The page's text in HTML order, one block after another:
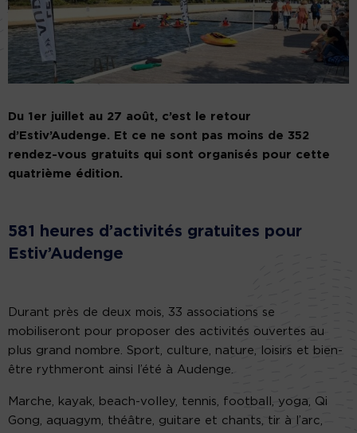
Du 1er juillet au 27 août, c’est le retour
d’Estiv’Audenge. Et ce ne sont pas moins de 352
rendez-vous gratuits qui sont organisés pour cette
quatrième édition.
581 heures d’activités gratuites pour
Estiv’Audenge
Durant près de deux mois, 33 associations se
mobiliseront pour proposer des activités ouvertes au
plus grand nombre. Sport, culture, nature, loisirs et bien-
être rythmeront ainsi l’été à Audenge.
Marche, kayak, beach-volley, tennis, football, yoga, Qi
Gong, aquagym, théâtre, guitare et chants, tir à l’arc,